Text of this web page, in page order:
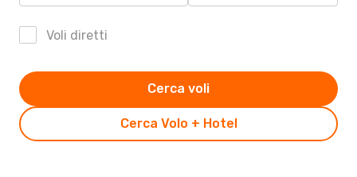
Voli diretti
Cerca Volo + Hotel
Cerca voli